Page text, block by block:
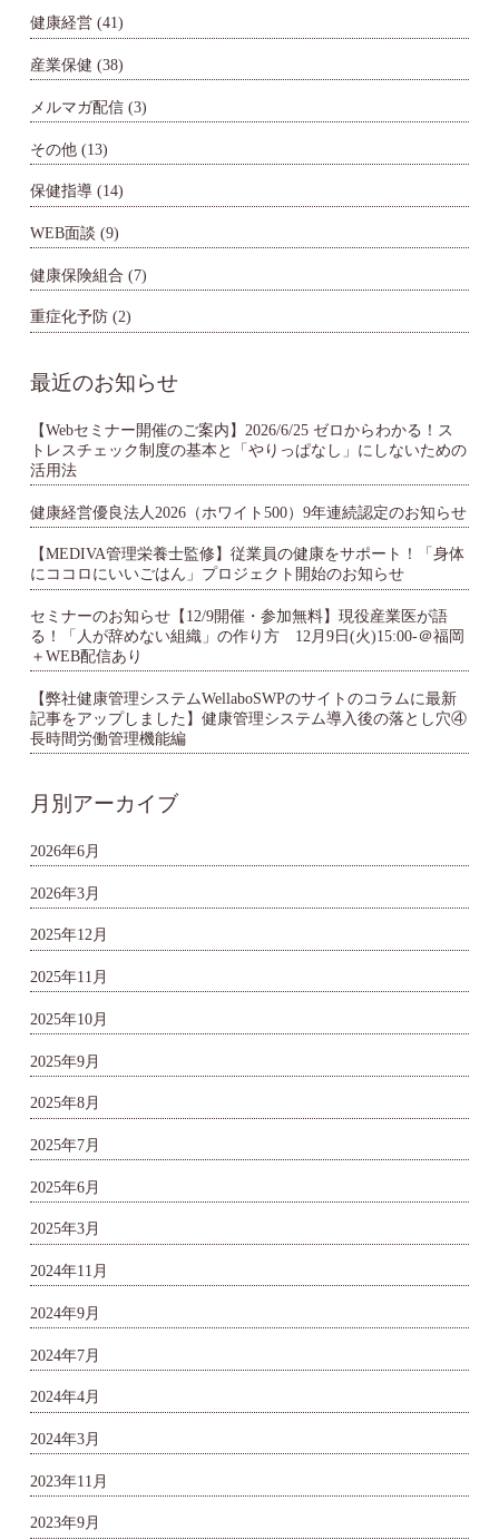
健康経営 (41)
産業保健 (38)
メルマガ配信 (3)
その他 (13)
保健指導 (14)
WEB面談 (9)
健康保険組合 (7)
重症化予防 (2)
最近のお知らせ
【Webセミナー開催のご案内】2026/6/25 ゼロからわかる！ス
トレスチェック制度の基本と「やりっぱなし」にしないための
活用法
健康経営優良法人2026（ホワイト500）9年連続認定のお知らせ
【MEDIVA管理栄養士監修】従業員の健康をサポート！「身体
にココロにいいごはん」プロジェクト開始のお知らせ
セミナーのお知らせ【12/9開催・参加無料】現役産業医が語
る！「人が辞めない組織」の作り方 12月9日(火)15:00-＠福岡
＋WEB配信あり
【弊社健康管理システムWellaboSWPのサイトのコラムに最新
記事をアップしました】健康管理システム導入後の落とし穴④
長時間労働管理機能編
月別アーカイブ
2026年6月
2026年3月
2025年12月
2025年11月
2025年10月
2025年9月
2025年8月
2025年7月
2025年6月
2025年3月
2024年11月
2024年9月
2024年7月
2024年4月
2024年3月
2023年11月
2023年9月